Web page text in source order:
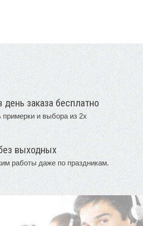
день заказа бесплатно
примерки и выбора из 2х
выходных
работы даже по праздникам.